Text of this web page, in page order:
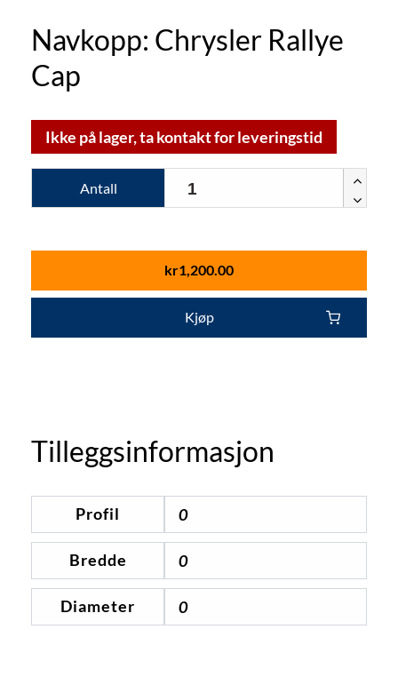
Navkopp: Chrysler Rallye
Cap
Ikke på lager, ta kontakt for leveringstid
Antall
kr1,200.00
Kjøp
Tilleggsinformasjon
Profil 0
Bredde 0
Diameter 0